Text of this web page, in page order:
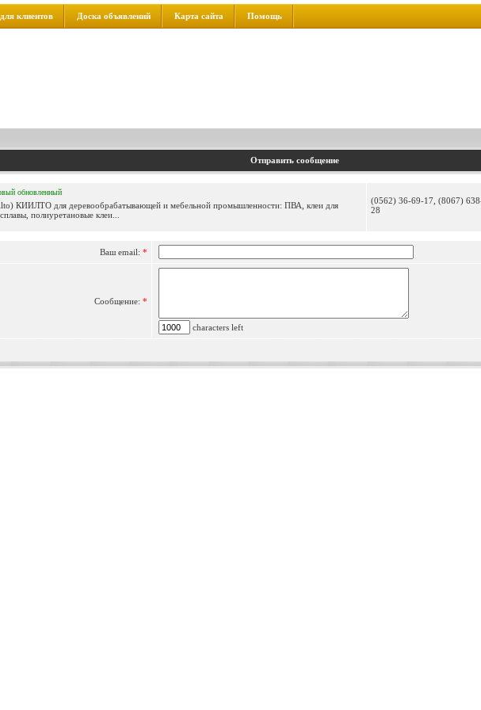
клиентов Доска объявлений Карта сайта Помощь
Отправить сообщение
обновленный
КИИЛТО для деревообрабатывающей и мебельной промышленности: ПВА, клеи для
полиуретановые клеи...
(0562) 36-69-17, (8067)
28
Ваш email: *
Сообщение: *
characters left